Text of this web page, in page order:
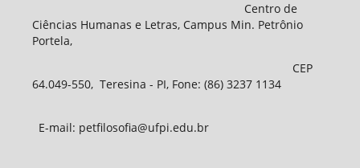
Centro de
Ciências Humanas e Letras, Campus Min. Petrônio
Portela,
CEP
64.049-550, Teresina - PI, Fone: (86) 3237 1134
E-mail: petfilosofia@ufpi.edu.br